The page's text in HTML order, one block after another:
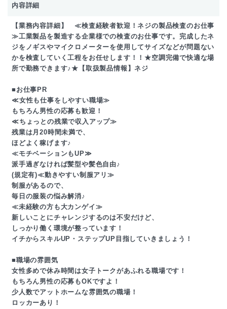
内容詳細
【業務内容詳細】 ≪検査経験者歓迎！ネジの製品検査のお仕事
≫工業製品を製造する企業様での検査のお仕事です。完成したネ
ジをノギスやマイクロメーターを使用してサイズなどが問題ない
かを検査していく工程をお任せします！！★空調完備で快適な場
所で勤務できます♪★【取扱製品情報】ネジ
■お仕事PR
≪女性も仕事をしやすい職場≫
もちろん男性の応募も歓迎！
≪ちょっとの残業で収入アップ≫
残業は月20時間未満で、
ほどよく稼げます♪
≪モチベーションもUP≫
派手過ぎなければ髪型や髪色自由♪
(規定有)≪動きやすい制服アリ≫
制服があるので、
毎日の服装の悩み解消♪
≪未経験の方も大カンゲイ≫
新しいことにチャレンジするのは不安だけど、
しっかり働く環境が整っています！
イチからスキルUP・ステップUP目指していきましょう！
■職場の雰囲気
女性多めで休み時間は女子トークがあふれる職場です！
もちろん男性の応募もOKですよ！
少人数でアットホームな雰囲気の職場！
ロッカーあり！